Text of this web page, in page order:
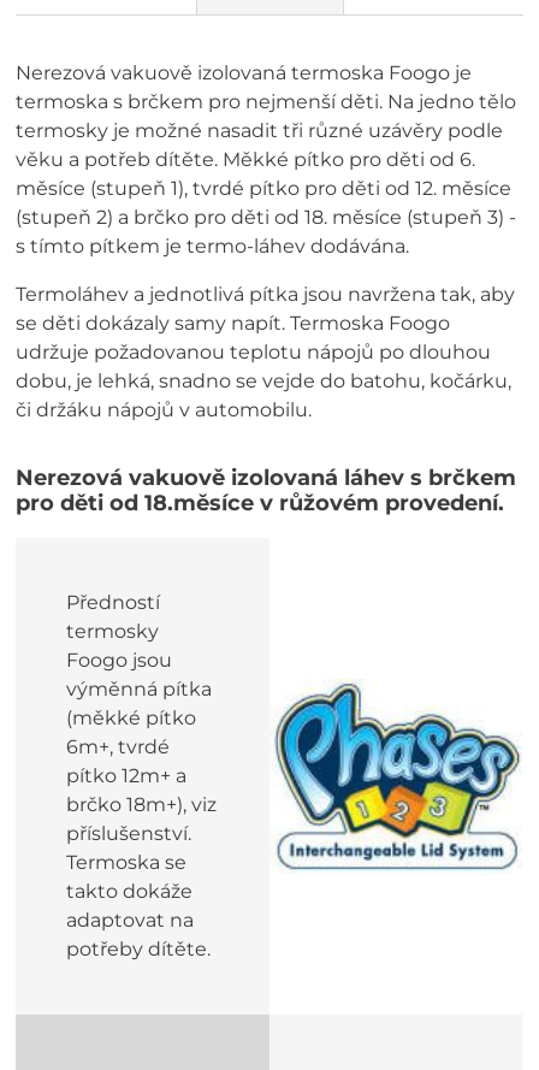
Nerezová vakuově izolovaná termoska Foogo je
termoska s brčkem pro nejmenší děti. Na jedno tělo
termosky je možné nasadit tři různé uzávěry podle
věku a potřeb dítěte. Měkké pítko pro děti od 6.
měsíce (stupeň 1), tvrdé pítko pro děti od 12. měsíce
(stupeň 2) a brčko pro děti od 18. měsíce (stupeň 3) -
s tímto pítkem je termo-láhev dodávána.
Termoláhev a jednotlivá pítka jsou navržena tak, aby
se děti dokázaly samy napít. Termoska Foogo
udržuje požadovanou teplotu nápojů po dlouhou
dobu, je lehká, snadno se vejde do batohu, kočárku,
či držáku nápojů v automobilu.
Nerezová vakuově izolovaná láhev s brčkem
pro děti od 18.měsíce v růžovém provedení.
Předností
termosky
Foogo jsou
výměnná pítka
(měkké pítko
6m+, tvrdé
pítko 12m+ a
brčko 18m+), viz
příslušenství.
Termoska se
takto dokáže
adaptovat na
potřeby dítěte.